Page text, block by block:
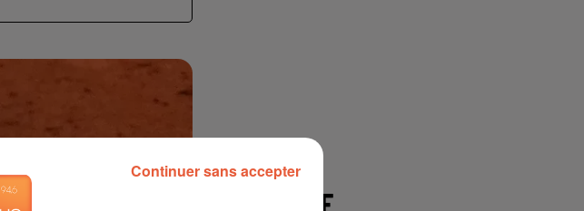
Continuer sans accepter